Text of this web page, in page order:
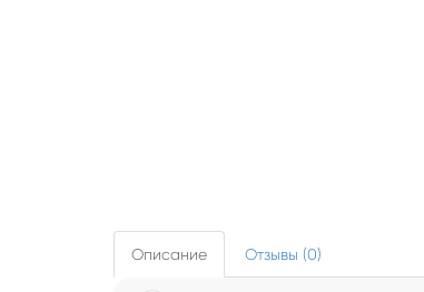
Описание Отзывы (0)